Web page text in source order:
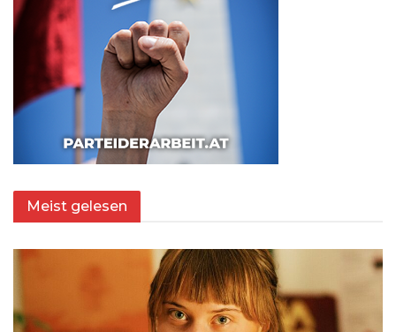
Meist gelesen